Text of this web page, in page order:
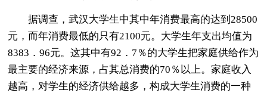
据调查，武汉大学生中其中年消费最高的达到28500
元，而年消费最低的只有2100元。大学生年支出均值为
8383．96元。这其中有92．7％的大学生把家庭供给作为
最主要的经济来源，占其总消费的70％以上。家庭收入
越高，对学生的经济供给越多，构成大学生消费的一种